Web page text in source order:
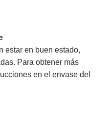
estar en buen estado,
Para obtener más
en el envase del